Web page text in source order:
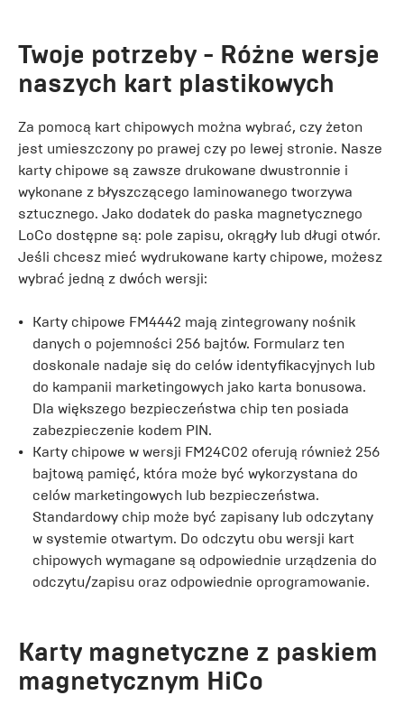
Twoje potrzeby - Różne wersje
naszych kart plastikowych
Za pomocą kart chipowych można wybrać, czy żeton
jest umieszczony po prawej czy po lewej stronie. Nasze
karty chipowe są zawsze drukowane dwustronnie i
wykonane z błyszczącego laminowanego tworzywa
sztucznego. Jako dodatek do paska magnetycznego
LoCo dostępne są: pole zapisu, okrągły lub długi otwór.
Jeśli chcesz mieć wydrukowane karty chipowe, możesz
wybrać jedną z dwóch wersji:
Karty chipowe FM4442 mają zintegrowany nośnik
danych o pojemności 256 bajtów. Formularz ten
doskonale nadaje się do celów identyfikacyjnych lub
do kampanii marketingowych jako karta bonusowa.
Dla większego bezpieczeństwa chip ten posiada
zabezpieczenie kodem PIN.
Karty chipowe w wersji FM24C02 oferują również 256
bajtową pamięć, która może być wykorzystana do
celów marketingowych lub bezpieczeństwa.
Standardowy chip może być zapisany lub odczytany
w systemie otwartym. Do odczytu obu wersji kart
chipowych wymagane są odpowiednie urządzenia do
odczytu/zapisu oraz odpowiednie oprogramowanie.
Karty magnetyczne z paskiem
magnetycznym HiCo